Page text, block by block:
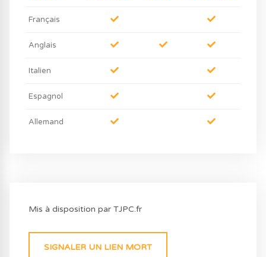
Français
Anglais
Italien
Espagnol
Allemand
Mis à disposition par TJPC.fr
SIGNALER UN LIEN MORT